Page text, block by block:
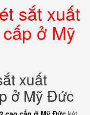
sắt xuất
ở Mỹ
xuất
ở Mỹ Đức